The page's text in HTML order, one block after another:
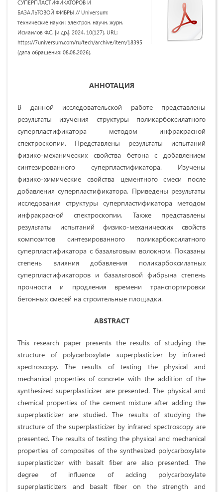
СУПЕРПЛАСТИФИКАТОРОВ И
БАЗАЛЬТОВОЙ ФИБРЫ // Universum:
технические науки : электрон. научн. журн.
Исмаилов Ф.С. [и др.]. 2024. 10(127). URL:
https://7universum.com/ru/tech/archive/item/18395
(дата обращения: 08.08.2026).
АННОТАЦИЯ
В данной исследовательской работе представлены
результаты изучения структуры поликарбоксилатного
суперпластификатора методом инфракрасной
спектроскопии. Представлены результаты испытаний
физико-механических свойства бетона с добавлением
синтезированного суперпластификатора. Изучены
физико-химические свойства цементного смеси после
добавления суперпластификатора. Приведены результаты
исследования структуры суперпластификатора методом
инфракрасной спектроскопии. Также представлены
результаты испытаний физико-механических свойств
композитов синтезированного поликарбоксилатного
суперпластификатора с базальтовым волокном. Показаны
степень влияния добавления поликарбоксилатных
суперпластификаторов и базальтовой фибрына степень
прочности и продления времени транспортировки
бетонных смесей на строительные площадки.
ABSTRACT
This research paper presents the results of studying the
structure of polycarboxylate superplasticizer by infrared
spectroscopy. The results of testing the physical and
mechanical properties of concrete with the addition of the
synthesized superplasticizer are presented. The physical and
chemical properties of the cement mixture after adding the
superplasticizer are studied. The results of studying the
structure of the superplasticizer by infrared spectroscopy are
presented. The results of testing the physical and mechanical
properties of composites of the synthesized polycarboxylate
superplasticizer with basalt fiber are also presented. The
degree of influence of adding polycarboxylate
superplasticizers and basalt fiber on the strength and